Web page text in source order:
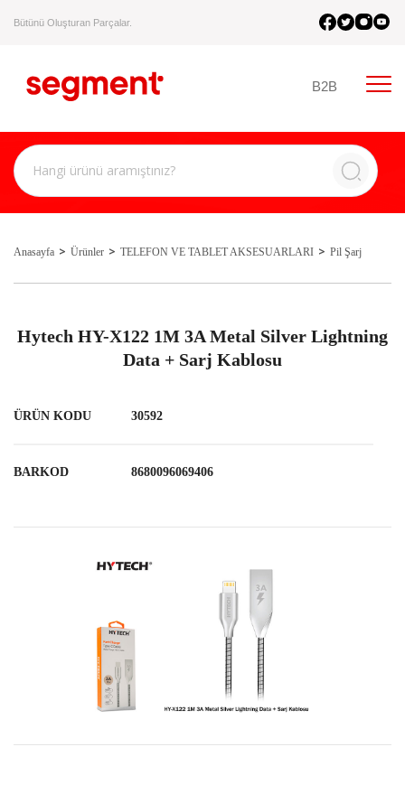
Bütünü Oluşturan Parçalar.
B2B
Anasayfa Ürünler TELEFON VE TABLET AKSESUARLARI Pil Şarj
Hytech HY-X122 1M 3A Metal Silver Lightning
Data + Sarj Kablosu
ÜRÜN KODU 30592
BARKOD 8680096069406